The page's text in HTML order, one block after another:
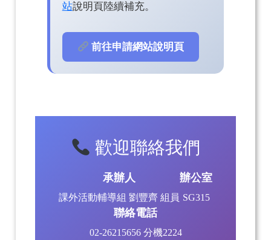
站說明頁陸續補充。
前往申請網站說明頁
歡迎聯絡我們
承辦人
課外活動輔導組 劉豐齊 組員
辦公室
SG315
聯絡電話
02-26215656 分機2224